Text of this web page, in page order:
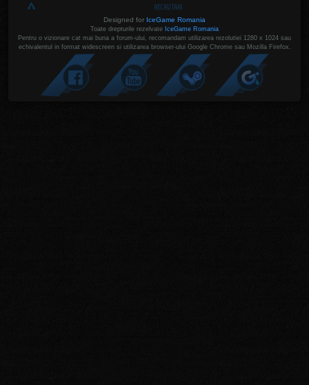
RECRUTARI
Designed for IceGame Romania
Toate drepturile rezelvate IceGame Romania
Pentru o vizionare cat mai buna a forum-ului, recomandam utilizarea rezolutiei 1280 x 1024 sau
echivalentul in format widescreen si utilizarea browser-ului Google Chrome sau Mozilla Firefox.